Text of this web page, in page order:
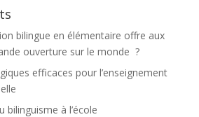
bilingue en élémentaire offre aux
ouverture sur le monde ?
efficaces pour l’enseignement
bilinguisme à l’école